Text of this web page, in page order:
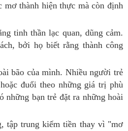
thành hiện thực mà còn định
thần lạc quan, dũng cảm.
bởi họ biết rằng thành công
bão của mình. Nhiều người trẻ
đuổi theo những giá trị phù
bạn trẻ đặt ra những hoài
trung kiếm tiền thay vì "mơ